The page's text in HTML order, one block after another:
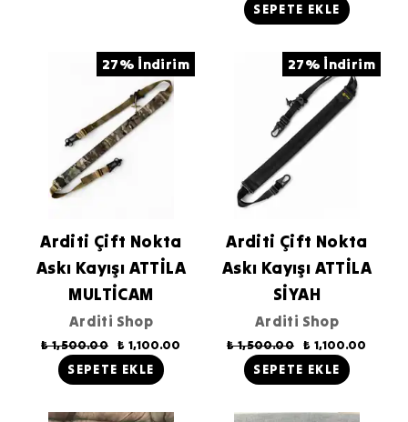
SEPETE EKLE
27% İndirim
Arditi Çift Nokta
Askı Kayışı ATTİLA
MULTİCAM
Arditi Shop
₺ 1,500.00 ₺ 1,100.00
SEPETE EKLE
27% İndirim
Arditi Çift Nokta
Askı Kayışı ATTİLA
SİYAH
Arditi Shop
₺ 1,500.00 ₺ 1,100.00
SEPETE EKLE